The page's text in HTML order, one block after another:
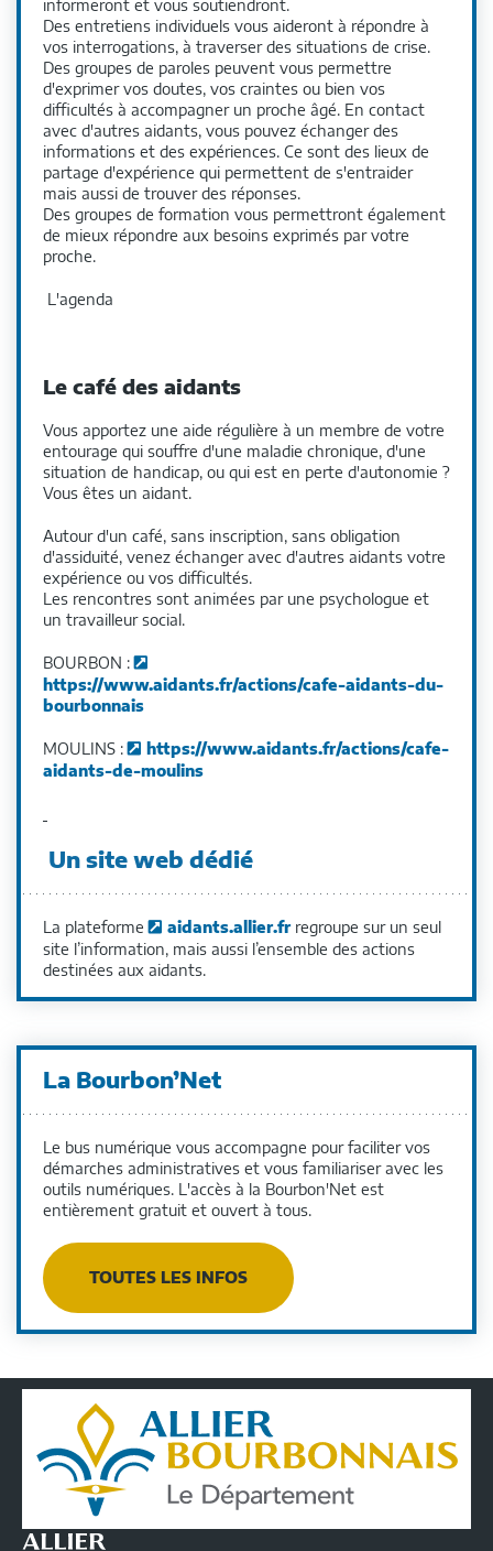
informeront et vous soutiendront.
Des entretiens individuels vous aideront à répondre à
vos interrogations, à traverser des situations de crise.
Des groupes de paroles peuvent vous permettre
d'exprimer vos doutes, vos craintes ou bien vos
difficultés à accompagner un proche âgé. En contact
avec d'autres aidants, vous pouvez échanger des
informations et des expériences. Ce sont des lieux de
partage d'expérience qui permettent de s'entraider
mais aussi de trouver des réponses.
Des groupes de formation vous permettront également
de mieux répondre aux besoins exprimés par votre
proche.
L'agenda
Le café des aidants
Vous apportez une aide régulière à un membre de votre
entourage qui souffre d'une maladie chronique, d'une
situation de handicap, ou qui est en perte d'autonomie ?
Vous êtes un aidant.
Autour d'un café, sans inscription, sans obligation
d'assiduité, venez échanger avec d'autres aidants votre
expérience ou vos difficultés.
Les rencontres sont animées par une psychologue et
un travailleur social.
BOURBON :
https://www.aidants.fr/actions/cafe-aidants-du-
bourbonnais
MOULINS :
https://www.aidants.fr/actions/cafe-
aidants-de-moulins
Un site web dédié
La plateforme aidants.allier.frregroupe sur un seul
site l’information, mais aussi l’ensemble des actions
destinées aux aidants.
La Bourbon’Net
Le bus numérique vous accompagne pour faciliter vos
démarches administratives et vous familiariser avec les
outils numériques. L'accès à la Bourbon'Net est
entièrement gratuit et ouvert à tous.
TOUTES LES INFOS
Conseil
Départemental
de
l'Allier